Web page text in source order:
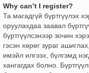
Why can’t I register?
Та магадгүй бүртгүүлэх
оруулахдаа заавал
бүртгүүлсэнээр зочин
гэсэн хөрөг зураг
имэйл илгээх, бүлгэмд
хангагдах болно.